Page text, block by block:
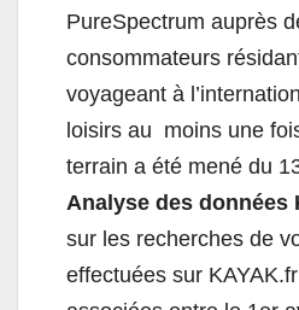
PureSpectrum auprès
consommateurs
voyageant à
loisirs au moins une
terrain a été mené du
Analyse des données
sur les recherches de
effectuées sur